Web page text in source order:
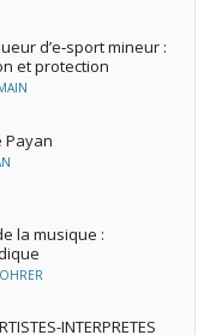
d’e‑sport mineur :
et protection
Payan
la musique :
INTERPRETES